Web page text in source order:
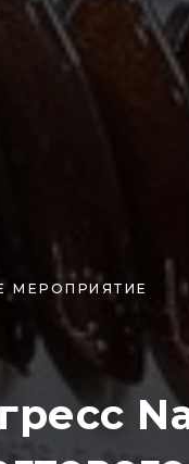
МЕРОПРИЯТИЕ